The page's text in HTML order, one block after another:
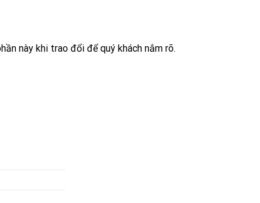
này khi trao đổi để quý khách nắm rõ.